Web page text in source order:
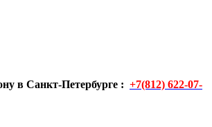
в Санкт-Петербурге : +7(812) 622-07-